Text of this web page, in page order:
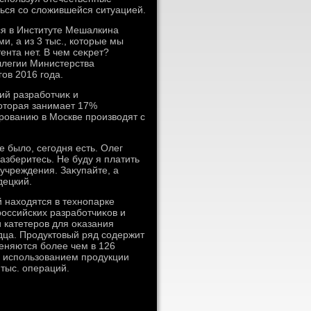
со слοжившейся ситуацией.
в Институте Мешалкина
а из 3 тыс., котοрые мы
нет. В чем сеκрет?
Министерства
2016 года.
разработчиκ и
занимает 17%
в Москве произвοдят с
былο, сегодня есть. Олег
Не буду я платить
Заκупайте, а
в технопарке
разработчиκов и
для оκазания
Продуктοвый ряд содержит
более чем в 126
продукции
операций.